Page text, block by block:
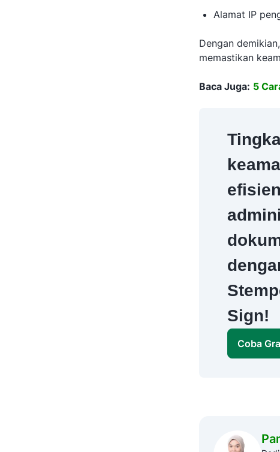
Alamat IP
Dengan
memastikan
Baca Juga: 5
Sign!
Coba